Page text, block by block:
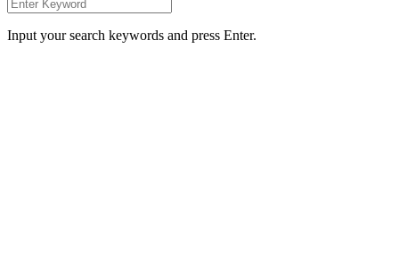
Input your search keywords and press Enter.